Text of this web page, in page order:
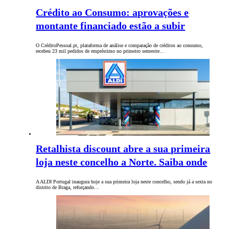
Crédito ao Consumo: aprovações e
montante financiado estão a subir
O CréditoPessoal.pt, plataforma de análise e comparação de créditos ao consumo,
recebeu 23 mil pedidos de empréstimo no primeiro semestre…
Retalhista discount abre a sua primeira
loja neste concelho a Norte. Saiba onde
A ALDI Portugal inaugura hoje a sua primeira loja neste concelho, sendo já a sexta no
distrito de Braga, reforçando…